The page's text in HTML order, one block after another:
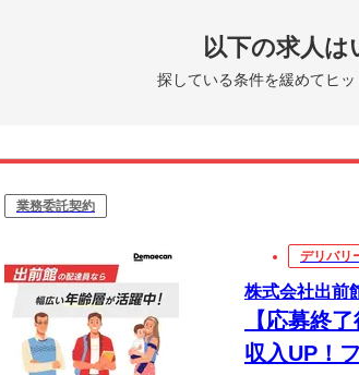
以下の求人は
探している条件を緩めてヒ
業務委託契約
デリバリ
株式会社出前
【応募終
収入UP！